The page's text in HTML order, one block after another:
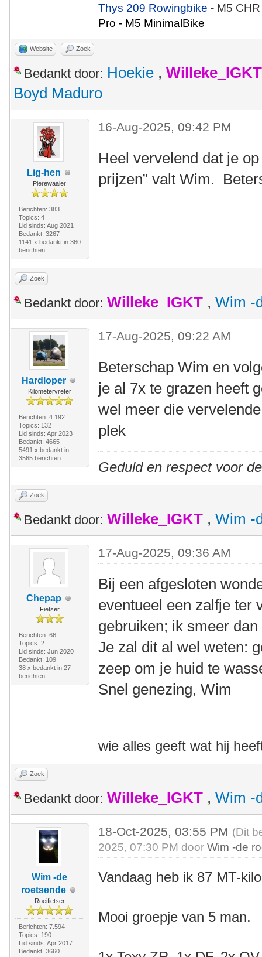
Thys 209 Rowingbike- M5
Pro - M5 MinimalBike
Website Zoek
Bedankt door: Hoekie , Willeke_IGKT
Boyd Maduro
Lig-hen
Pierewaaier
Berichten: 383
Topics: 4
Lid sinds: Aug 2021
Bedankt: 3267
1141 x bedankt in 360
berichten
16-Aug-2025, 09:42 PM
Heel vervelend dat je
prijzen” valt Wim.
Zoek
Bedankt door: Willeke_IGKT , Wim -
Hardloper
Kilometervreter
Berichten: 4.192
Topics: 132
Lid sinds: Apr 2023
Bedankt: 4665
5491 x bedankt in
3565 berichten
17-Aug-2025, 09:22 AM
Beterschap Wim en
je al 7x te grazen heeft
wel meer die
plek
Geduld en respect voor
Zoek
Bedankt door: Willeke_IGKT , Wim -
Chepap
Fietser
Berichten: 66
Topics: 2
Lid sinds: Jun 2020
Bedankt: 109
38 x bedankt in 27
berichten
17-Aug-2025, 09:36 AM
Bij een afgesloten
eventueel een zalfje ter
gebruiken; ik smeer
Je zal dit al wel weten:
zeep om je huid te
Snel genezing, Wim
wie alles geeft wat hij
Zoek
Bedankt door: Willeke_IGKT , Wim -
Wim -de
roetsende
Roeifietser
Berichten: 7.594
Topics: 190
Lid sinds: Apr 2017
Bedankt: 3660
18-Oct-2025, 03:55 PM (Dit
2025, 07:30 PM doorWim -de
Vandaag heb ik 87 MT-
Mooi groepje van 5 man.